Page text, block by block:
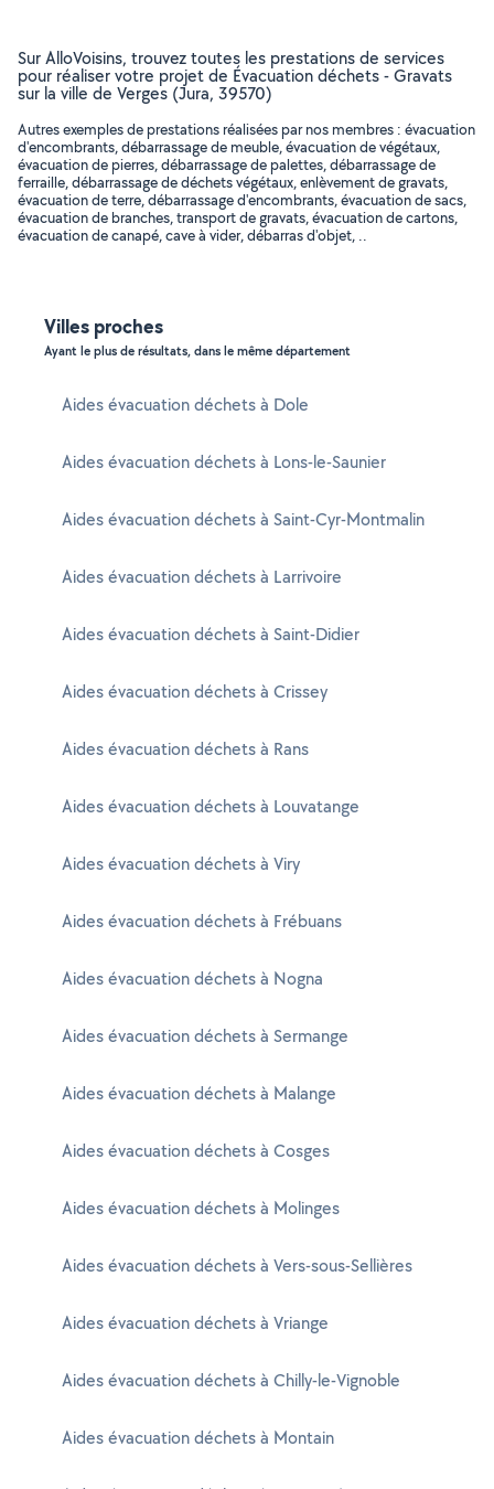
Sur AlloVoisins, trouvez toutes les prestations de services
pour réaliser votre projet de Évacuation déchets - Gravats
sur la ville de Verges (Jura, 39570)
Autres exemples de prestations réalisées par nos membres : évacuation
d'encombrants, débarrassage de meuble, évacuation de végétaux,
évacuation de pierres, débarrassage de palettes, débarrassage de
ferraille, débarrassage de déchets végétaux, enlèvement de gravats,
évacuation de terre, débarrassage d'encombrants, évacuation de sacs,
évacuation de branches, transport de gravats, évacuation de cartons,
évacuation de canapé, cave à vider, débarras d'objet, ..
Villes proches
Ayant le plus de résultats, dans le même département
Aides évacuation déchets à Dole
Aides évacuation déchets à Lons-le-Saunier
Aides évacuation déchets à Saint-Cyr-Montmalin
Aides évacuation déchets à Larrivoire
Aides évacuation déchets à Saint-Didier
Aides évacuation déchets à Crissey
Aides évacuation déchets à Rans
Aides évacuation déchets à Louvatange
Aides évacuation déchets à Viry
Aides évacuation déchets à Frébuans
Aides évacuation déchets à Nogna
Aides évacuation déchets à Sermange
Aides évacuation déchets à Malange
Aides évacuation déchets à Cosges
Aides évacuation déchets à Molinges
Aides évacuation déchets à Vers-sous-Sellières
Aides évacuation déchets à Vriange
Aides évacuation déchets à Chilly-le-Vignoble
Aides évacuation déchets à Montain